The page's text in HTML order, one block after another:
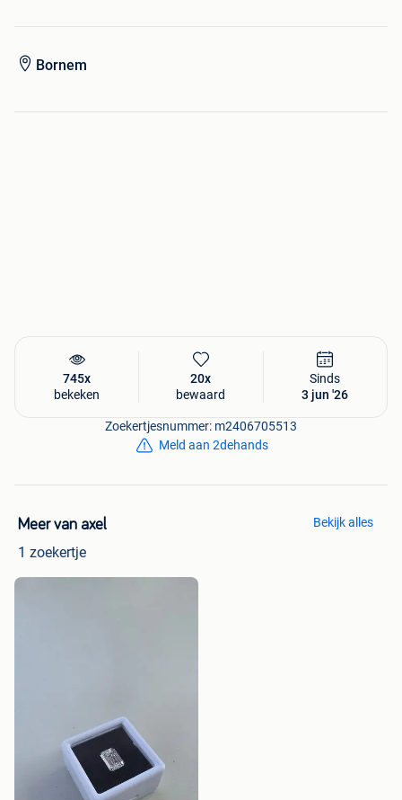
Bornem
745x
bekeken
20x
bewaard
Sinds
3 jun '26
Zoekertjesnummer: m2406705513
Meld aan 2dehands
Meer van axel
1 zoekertje
Bekijk alles